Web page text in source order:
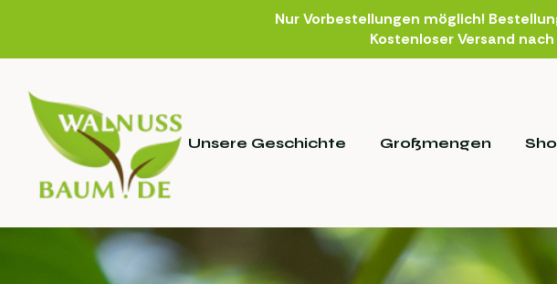
Nur Vorbestellungen möglich!
Kostenloser Versand
Unsere Geschichte Großmengen